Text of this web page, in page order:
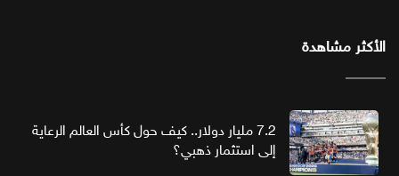
الأكثر مشاهدة
7.2 مليار دولار.. كيف حول كأس العالم الرعاية
إلى استثمار ذهبي؟